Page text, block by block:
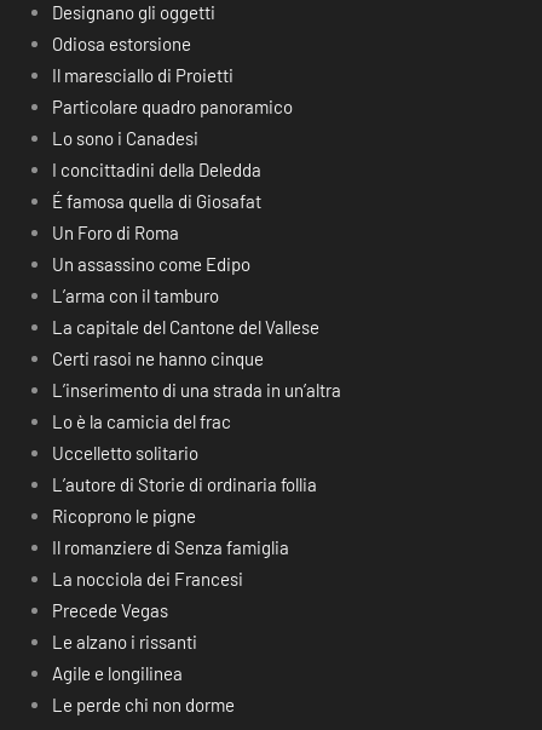
Designano gli oggetti
Odiosa estorsione
Il maresciallo di Proietti
Particolare quadro panoramico
Lo sono i Canadesi
I concittadini della Deledda
É famosa quella di Giosafat
Un Foro di Roma
Un assassino come Edipo
L’arma con il tamburo
La capitale del Cantone del Vallese
Certi rasoi ne hanno cinque
L’inserimento di una strada in un’altra
Lo è la camicia del frac
Uccelletto solitario
L’autore di Storie di ordinaria follia
Ricoprono le pigne
Il romanziere di Senza famiglia
La nocciola dei Francesi
Precede Vegas
Le alzano i rissanti
Agile e longilinea
Le perde chi non dorme